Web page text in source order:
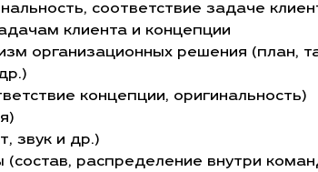
соответствие задаче
клиента и концепции
организационных решения (план,
концепции, оригинальность)
звук и др.)
распределение внутри